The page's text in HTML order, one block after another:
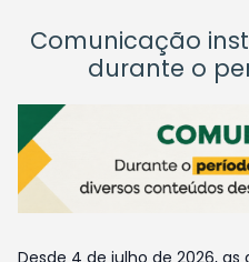
Comunicação
durante o